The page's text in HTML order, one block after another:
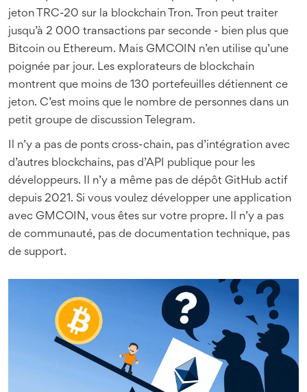
jeton TRC-20 sur la blockchain Tron. Tron peut traiter
jusqu’à 2 000 transactions par seconde - bien plus que
Bitcoin ou Ethereum. Mais GMCOIN n’en utilise qu’une
poignée par jour. Les explorateurs de blockchain
montrent que moins de 130 portefeuilles détiennent ce
jeton. C’est moins que le nombre de personnes dans un
petit groupe de discussion Telegram.
Il n’y a pas de ponts cross-chain, pas d’intégration avec
d’autres blockchains, pas d’API publique pour les
développeurs. Il n’y a même pas de dépôt GitHub actif
depuis 2021. Si vous voulez développer une application
avec GMCOIN, vous êtes sur votre propre. Il n’y a pas
de communauté, pas de documentation technique, pas
de support.